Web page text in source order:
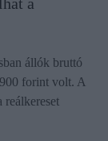
állók bruttó
forint volt. A
reálkereset